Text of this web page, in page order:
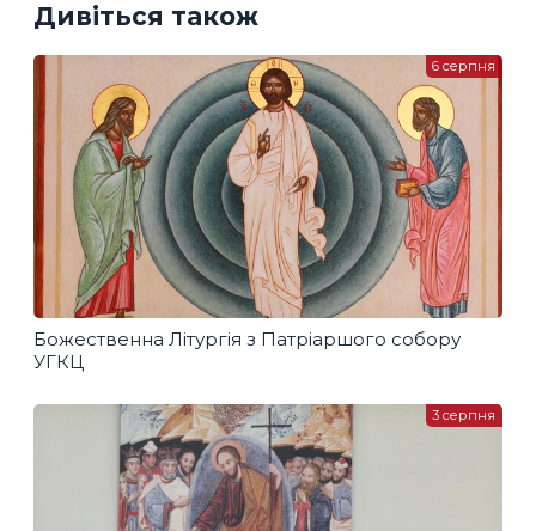
Дивіться також
Божественна Літургія з Патріаршого собору
УГКЦ
6 серпня
3 серпня